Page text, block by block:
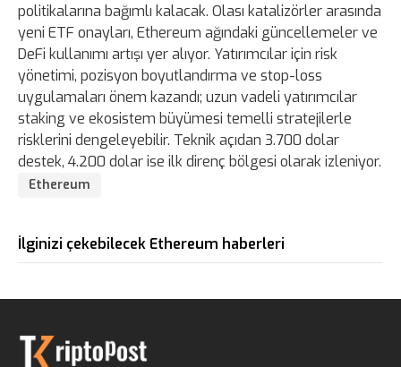
politikalarına bağımlı kalacak. Olası katalizörler arasında
yeni ETF onayları, Ethereum ağındaki güncellemeler ve
DeFi kullanımı artışı yer alıyor. Yatırımcılar için risk
yönetimi, pozisyon boyutlandırma ve stop-loss
uygulamaları önem kazandı; uzun vadeli yatırımcılar
staking ve ekosistem büyümesi temelli stratejilerle
risklerini dengeleyebilir. Teknik açıdan 3.700 dolar
destek, 4.200 dolar ise ilk direnç bölgesi olarak izleniyor.
Ethereum
İlginizi çekebilecek Ethereum haberleri